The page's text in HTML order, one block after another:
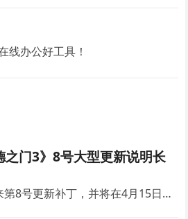
线办公好工具！
之门3》8号大型更新说明长
第8号更新补丁，并将在4月15日…